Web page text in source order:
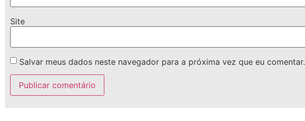
Site
Salvar meus dados neste navegador para a próxima vez que eu comentar.